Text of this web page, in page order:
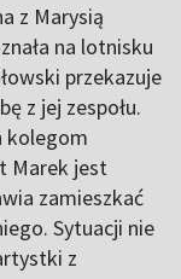
z Marysią
na lotnisku
przekazuje
z jej zespołu.
kolegom
Marek jest
zamieszkać
Sytuacji nie
z